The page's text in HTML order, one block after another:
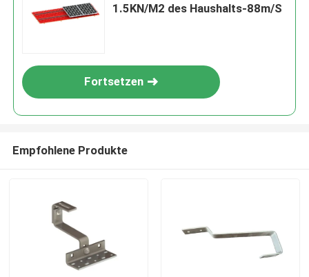
1.5KN/M2 des Haushalts-88m/S
Fortsetzen
Empfohlene Produkte